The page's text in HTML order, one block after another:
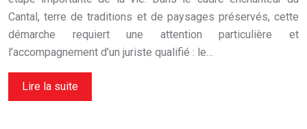
Cantal, terre de traditions et de paysages préservés, cette
démarche requiert une attention particulière et
l’accompagnement d’un juriste qualifié : le…
Lire la suite